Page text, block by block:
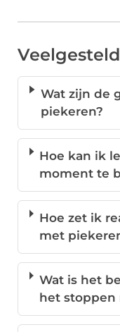
Wat zijn de
piekeren?
Hoe kan ik
moment te
Hoe zet ik
met
Wat is het
het stoppen